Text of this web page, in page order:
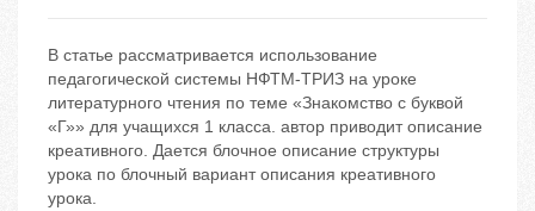
В статье рассматривается использование
педагогической системы НФТМ-ТРИЗ на уроке
литературного чтения по теме «Знакомство с буквой
«Г»» для учащихся 1 класса. автор приводит описание
креативного. Дается блочное описание структуры
урока по блочный вариант описания креативного
урока.